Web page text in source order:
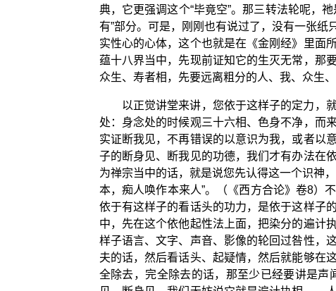
典，它更强调这个“毕竟空”。那三转法轮呢，
有”部分。可是，刚刚也有说过了，没有一张
实性心的心体，这个也就是在《金刚经》里面
蕴十八界当中，先现前证知它的生灭无常，那
众生、寿者相，先要远离粗分的人、我、众生
以正觉讲堂来讲，您依于这样子的定力，
处：身念处的时候观三十六相、色身不净，
实证断我见，不再错误的以意识为我，或者以
子的断身见、断我见的功德，我们才有办法在
为禅宗当中的话，就是说您先认得这一个识神
本，痴人唤作本来人”。（《西方合论》卷8）
依于有这样子的看话头的功力，是依于这样子
中，先在这个依他起性法上面，把染分的遍计
样子语言、文字、声音、影像的轮回过咎性，
夫的话，然后看话头、起疑情，然后就能够在
全除去，完全除去的话，那至少已经要讲是